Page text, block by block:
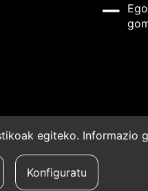
egiteko. Informazio
Konfiguratu